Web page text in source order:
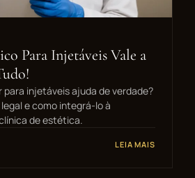
Para Injetáveis Vale a
para injetáveis ajuda de verdade?
e como integrá-lo à
de estética.
LEIA MAIS